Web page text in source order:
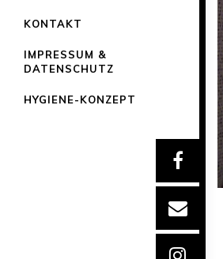
KONTAKT
IMPRESSUM &
DATENSCHUTZ
HYGIENE-KONZEPT